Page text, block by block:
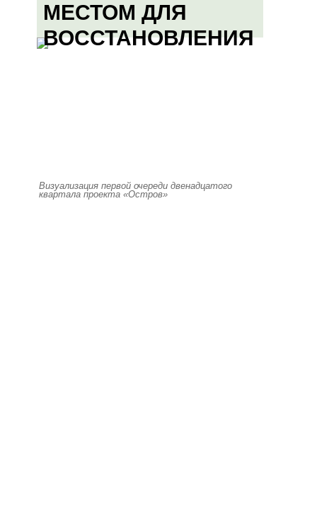
МЕСТОМ ДЛЯ
ВОССТАНОВЛЕНИЯ
Визуализация первой очереди двенадцатого
квартала проекта «Остров»